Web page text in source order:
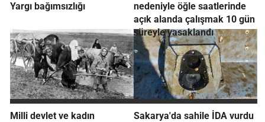
Yargı bağımsızlığı
nedeniyle öğle saatlerinde
açık alanda çalışmak 10 gün
süreyle yasaklandı
Milli devlet ve kadın Sakarya'da sahile İDA vurdu